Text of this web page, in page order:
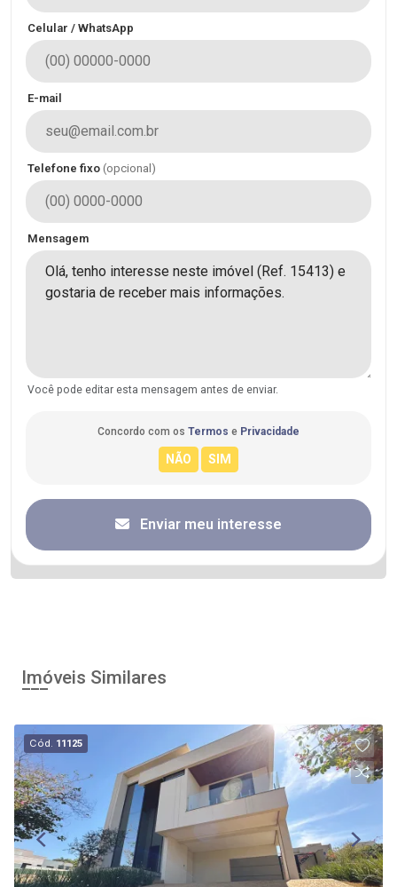
Celular / WhatsApp
E-mail
Telefone fixo (opcional)
Mensagem
Você pode editar esta mensagem antes de enviar.
Concordo com os Termos e Privacidade
Enviar meu interesse
Imóveis Similares
Cód. 11125